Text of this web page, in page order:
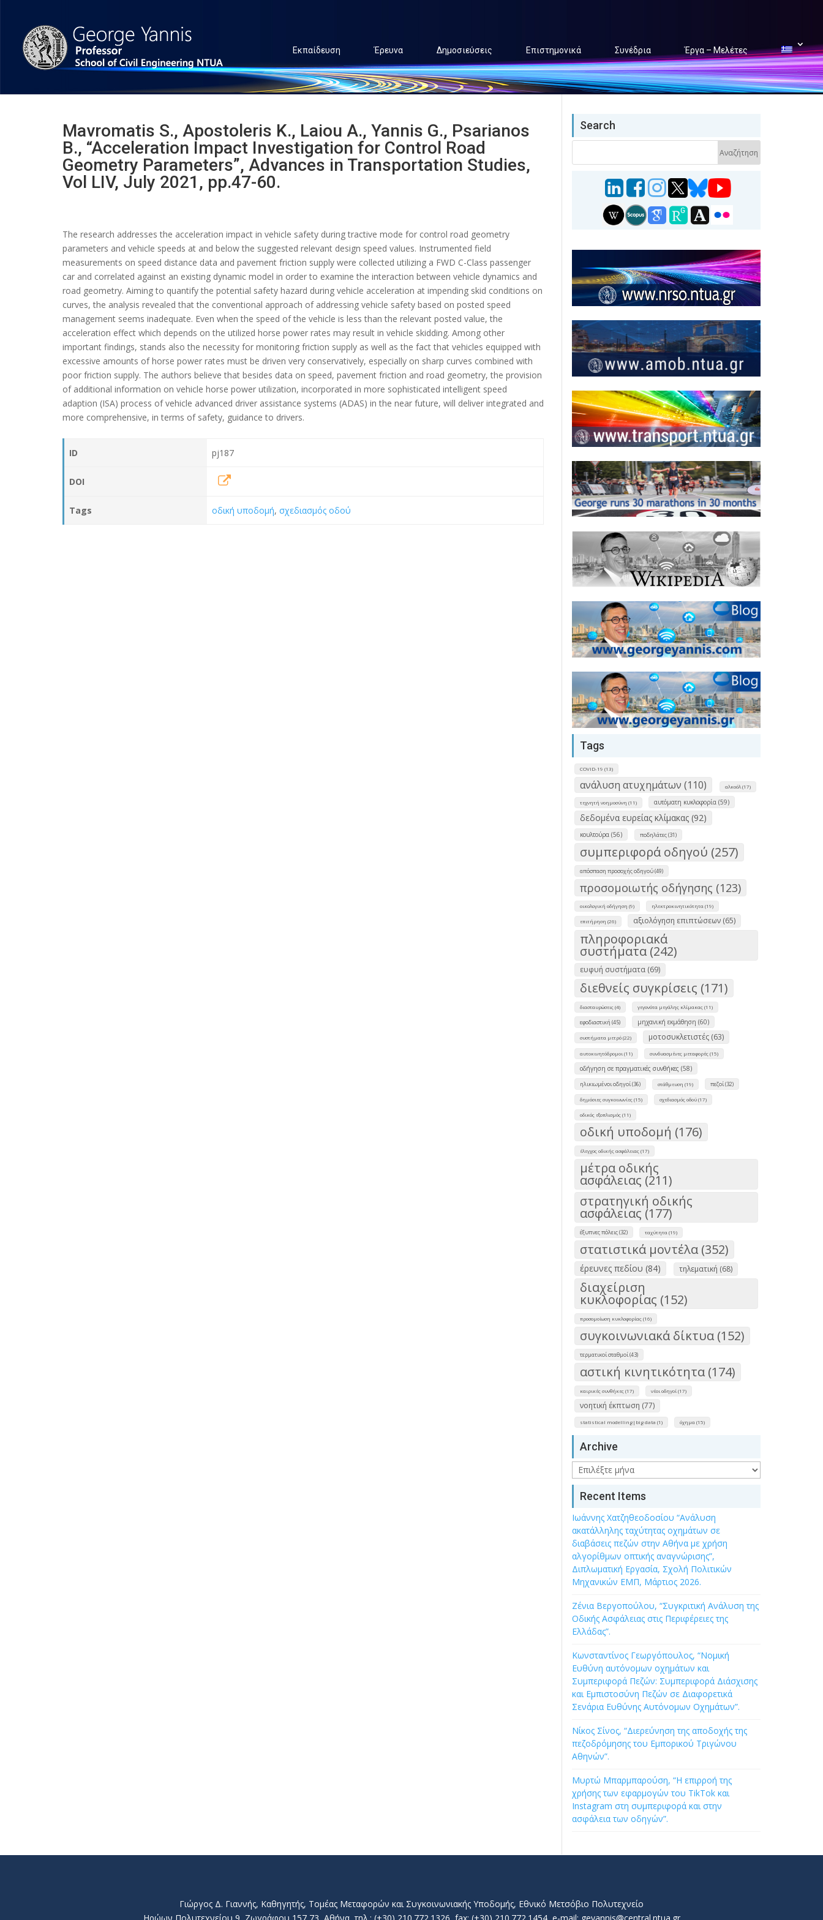
Εκπαίδευση Έρευνα Δημοσιεύσεις Επιστημονικά Συνέδρια Έργα – Μελέτες
Mavromatis S., Apostoleris K., Laiou A., Yannis G., Psarianos
B., “Acceleration Impact Investigation for Control Road
Geometry Parameters”, Advances in Transportation Studies,
Vol LIV, July 2021, pp.47-60.
The research addresses the acceleration impact in vehicle safety during tractive mode for control road geometry
parameters and vehicle speeds at and below the suggested relevant design speed values. Instrumented field
measurements on speed distance data and pavement friction supply were collected utilizing a FWD C-Class passenger
car and correlated against an existing dynamic model in order to examine the interaction between vehicle dynamics and
road geometry. Aiming to quantify the potential safety hazard during vehicle acceleration at impending skid conditions on
curves, the analysis revealed that the conventional approach of addressing vehicle safety based on posted speed
management seems inadequate. Even when the speed of the vehicle is less than the relevant posted value, the
acceleration effect which depends on the utilized horse power rates may result in vehicle skidding. Among other
important findings, stands also the necessity for monitoring friction supply as well as the fact that vehicles equipped with
excessive amounts of horse power rates must be driven very conservatively, especially on sharp curves combined with
poor friction supply. The authors believe that besides data on speed, pavement friction and road geometry, the provision
of additional information on vehicle horse power utilization, incorporated in more sophisticated intelligent speed
adaption (ISA) process of vehicle advanced driver assistance systems (ADAS) in the near future, will deliver integrated and
more comprehensive, in terms of safety, guidance to drivers.
ID pj187
DOI
Tags οδική υποδομή,σχεδιασμός οδού
Search
Tags
COVID-19 (13)
ανάλυση ατυχημάτων (110) αλκοόλ (17)
τεχνητή νοημοσύνη (11) αυτόματη κυκλοφορία (59)
δεδομένα ευρείας κλίμακας (92)
κουλτούρα (56) ποδηλάτες (31)
συμπεριφορά οδηγού (257)
απόσπαση προσοχής οδηγού (49)
προσομοιωτής οδήγησης (123)
οικολογική οδήγηση (9) ηλεκτροκινητικότητα (19)
επιτήρηση (26) αξιολόγηση επιπτώσεων (65)
πληροφοριακά
συστήματα (242)
ευφυή συστήματα (69)
διεθνείς συγκρίσεις (171)
διασταυρώσεις (4) γεγονότα μεγάλης κλίμακας (11)
εφοδιαστική (45) μηχανική εκμάθηση (60)
συστήματα μετρό (22) μοτοσυκλετιστές (63)
αυτοκινητόδρομοι (11) συνδυασμένες μεταφορές (15)
οδήγηση σε πραγματικές συνθήκες (58)
ηλικιωμένοι οδηγοί (36) στάθμευση (19) πεζοί (32)
δημόσιες συγκοινωνίες (15) σχεδιασμός οδού (17)
οδικός εξοπλισμός (11)
οδική υποδομή (176)
έλεγχος οδικής ασφάλειας (17)
μέτρα οδικής
ασφάλειας (211)
στρατηγική οδικής
ασφάλειας (177)
έξυπνες πόλεις (32) ταχύτητα (19)
στατιστικά μοντέλα (352)
έρευνες πεδίου (84) τηλεματική (68)
διαχείριση
κυκλοφορίας (152)
προσομοίωση κυκλοφορίας (16)
συγκοινωνιακά δίκτυα (152)
τερματικοί σταθμοί (43)
αστική κινητικότητα (174)
καιρικές συνθήκες (17) νέοι οδηγοί (17)
νοητική έκπτωση (77)
statistical modelling|big data (1) όχημα (15)
Archive
Archive
Recent Items
Ιωάννης Χατζηθεοδοσίου “Ανάλυση
ακατάλληλης ταχύτητας οχημάτων σε
διαβάσεις πεζών στην Αθήνα με χρήση
αλγορίθμων οπτικής αναγνώρισης”,
Διπλωματική Εργασία, Σχολή Πολιτικών
Μηχανικών ΕΜΠ, Μάρτιος 2026.
Ζένια Βεργοπούλου, “Συγκριτική Ανάλυση της
Οδικής Ασφάλειας στις Περιφέρειες της
Ελλάδας”.
Κωνσταντίνος Γεωργόπουλος, “Νομική
Ευθύνη αυτόνομων οχημάτων και
Συμπεριφορά Πεζών: Συμπεριφορά Διάσχισης
και Εμπιστοσύνη Πεζών σε Διαφορετικά
Σενάρια Ευθύνης Αυτόνομων Οχημάτων”.
Νίκος Σίνος, “Διερεύνηση της αποδοχής της
πεζοδρόμησης του Εμπορικού Τριγώνου
Αθηνών”.
Μυρτώ Μπαρμπαρούση, “Η επιρροή της
χρήσης των εφαρμογών του TikTok και
Instagram στη συμπεριφορά και στην
ασφάλεια των οδηγών”.
Γιώργος Δ. Γιαννής, Καθηγητής, Τομέας Μεταφορών και Συγκοινωνιακής Υποδομής, Εθνικό Μετσόβιο Πολυτεχνείο